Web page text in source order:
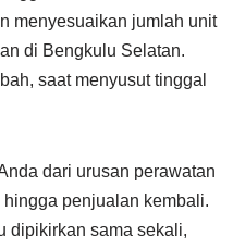
menyesuaikan jumlah unit
di Bengkulu Selatan.
saat menyusut tinggal
dari urusan perawatan
penjualan kembali.
dipikirkan sama sekali,